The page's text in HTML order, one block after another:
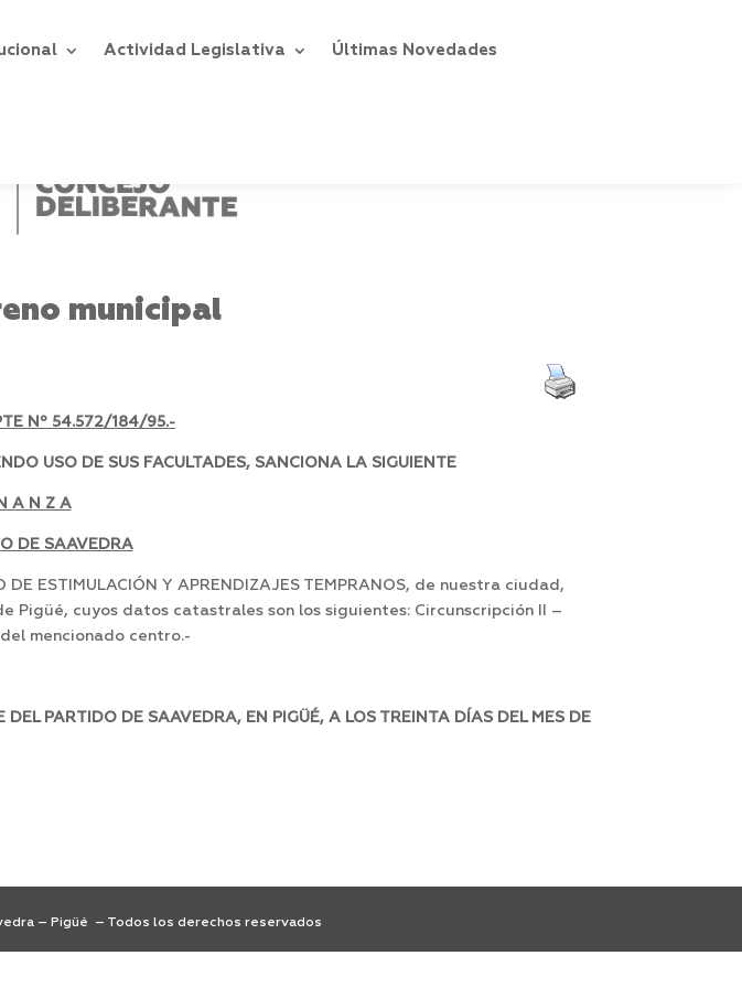
Actividad Legislativa Últimas Novedades
municipal
Nº 54.572/184/95.-
USO DE SUS FACULTADES, SANCIONA LA SIGUIENTE
A N Z A
DE SAAVEDRA
ESTIMULACIÓN Y APRENDIZAJES TEMPRANOS, de nuestra ciudad,
Pigüé, cuyos datos catastrales son los siguientes: Circunscripción II –
mencionado centro.-
PARTIDO DE SAAVEDRA, EN PIGÜÉ, A LOS TREINTA DÍAS DEL MES DE
– Pigüé – Todos los derechos reservados